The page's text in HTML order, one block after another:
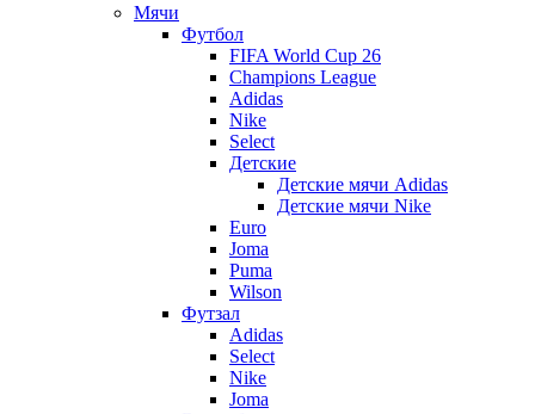
Мячи
Футбол
FIFA World Cup 26
Champions League
Adidas
Nike
Select
Детские
Детские мячи Adidas
Детские мячи Nike
Euro
Joma
Puma
Wilson
Футзал
Adidas
Select
Nike
Joma